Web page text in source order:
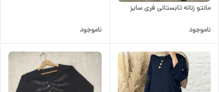
مانتو زنانه تابستانی فری سایز
ناموجود ناموجود